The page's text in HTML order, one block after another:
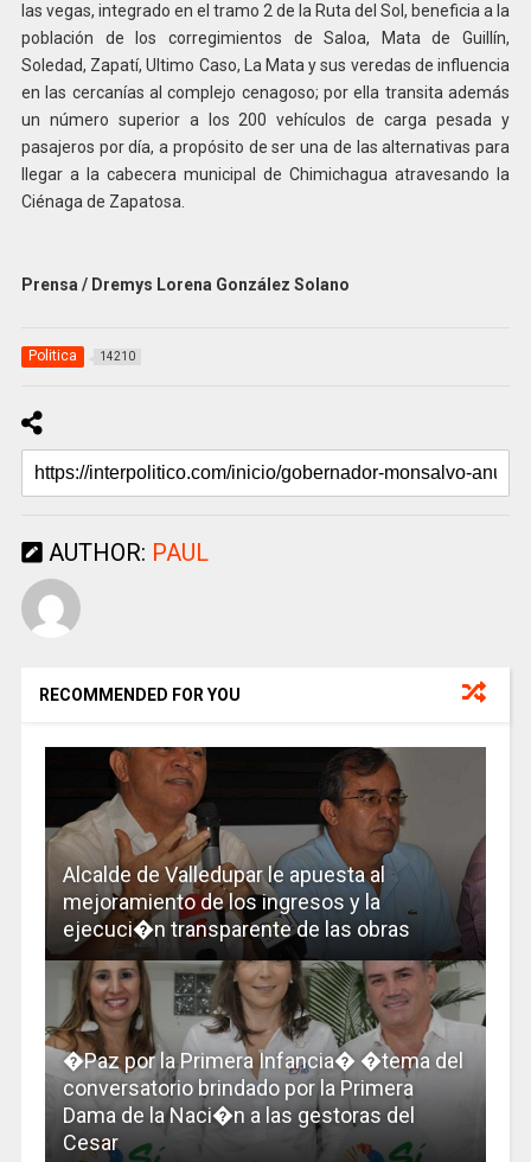
las vegas, integrado en el tramo 2 de la Ruta del Sol, beneficia a la
población de los corregimientos de Saloa, Mata de Guillín,
Soledad, Zapatí, Ultimo Caso, La Mata y sus veredas de influencia
en las cercanías al complejo cenagoso; por ella transita además
un número superior a los 200 vehículos de carga pesada y
pasajeros por día, a propósito de ser una de las alternativas para
llegar a la cabecera municipal de Chimichagua atravesando la
Ciénaga de Zapatosa.
Prensa / Dremys Lorena González Solano
Politica 14210
AUTHOR: PAUL
RECOMMENDED FOR YOU
Alcalde de Valledupar le apuesta al
mejoramiento de los ingresos y la
ejecuci�n transparente de las obras
�Paz por la Primera Infancia� �tema del
conversatorio brindado por la Primera
Dama de la Naci�n a las gestoras del
Cesar